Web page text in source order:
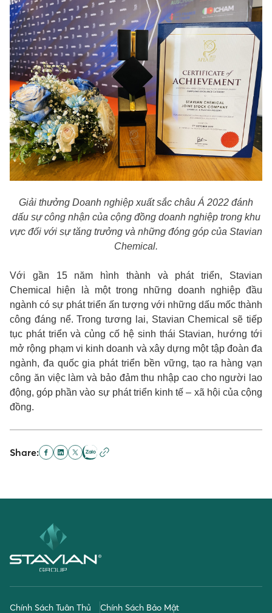
Giải thưởng Doanh nghiệp xuất sắc châu Á 2022 đánh
dấu sự công nhận của cộng đồng doanh nghiệp trong khu
vực đối với sự tăng trưởng và những đóng góp của Stavian
Chemical.
Với gần 15 năm hình thành và phát triển, Stavian
Chemical hiện là một trong những doanh nghiệp đầu
ngành có sự phát triển ấn tượng với những dấu mốc thành
công đáng nể. Trong tương lai, Stavian Chemical sẽ tiếp
tục phát triển và củng cố hệ sinh thái Stavian, hướng tới
mở rộng phạm vi kinh doanh và xây dựng một tập đoàn đa
ngành, đa quốc gia phát triển bền vững, tạo ra hàng vạn
công ăn việc làm và bảo đảm thu nhập cao cho người lao
động, góp phần vào sự phát triển kinh tế – xã hội của cộng
đồng.
Share:
Chính Sách Tuân Thủ Chính Sách Bảo Mật